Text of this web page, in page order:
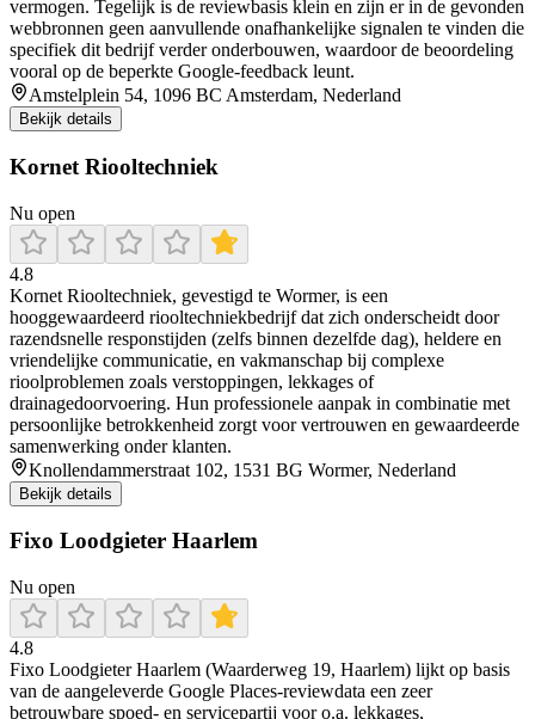
vermogen. Tegelijk is de reviewbasis klein en zijn er in de gevonden
webbronnen geen aanvullende onafhankelijke signalen te vinden die
specifiek dit bedrijf verder onderbouwen, waardoor de beoordeling
vooral op de beperkte Google-feedback leunt.
Amstelplein 54, 1096 BC Amsterdam, Nederland
Bekijk details
Kornet Riooltechniek
Nu open
4.8
Kornet Riooltechniek, gevestigd te Wormer, is een
hooggewaardeerd riooltechniekbedrijf dat zich onderscheidt door
razendsnelle responstijden (zelfs binnen dezelfde dag), heldere en
vriendelijke communicatie, en vakmanschap bij complexe
rioolproblemen zoals verstoppingen, lekkages of
drainagedoorvoering. Hun professionele aanpak in combinatie met
persoonlijke betrokkenheid zorgt voor vertrouwen en gewaardeerde
samenwerking onder klanten.
Knollendammerstraat 102, 1531 BG Wormer, Nederland
Bekijk details
Fixo Loodgieter Haarlem
Nu open
4.8
Fixo Loodgieter Haarlem (Waarderweg 19, Haarlem) lijkt op basis
van de aangeleverde Google Places-reviewdata een zeer
betrouwbare spoed- en servicepartij voor o.a. lekkages,